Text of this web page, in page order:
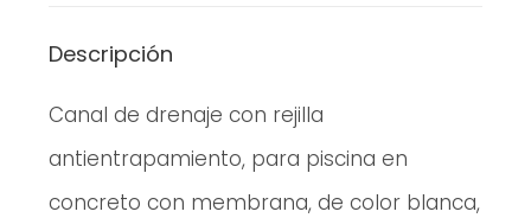
Descripción
Canal de drenaje con rejilla
antientrapamiento, para piscina en
concreto con membrana, de color blanca,